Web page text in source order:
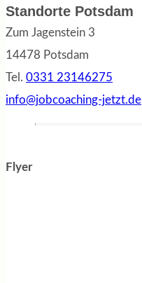
Standorte Potsdam
Zum Jagenstein 3
14478 Potsdam
Tel. 0331 23146275
info@jobcoaching-jetzt.de
Flyer